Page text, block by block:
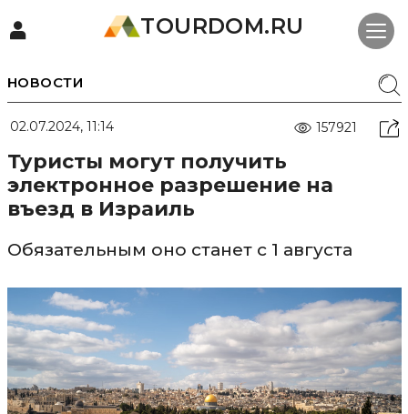
TOURDOM.RU
НОВОСТИ
02.07.2024, 11:14 157921
Туристы могут получить
электронное разрешение на
въезд в Израиль
Обязательным оно станет с 1 августа